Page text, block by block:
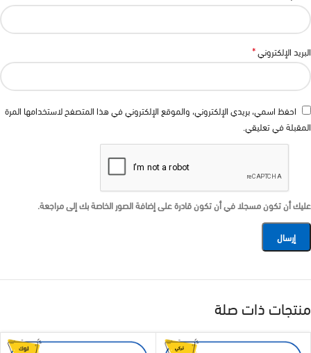
البريد الإلكتروني*
احفظ اسمي، بريدي الإلكتروني، والموقع الإلكتروني في هذا المتصفح لاستخدامها المرة
المقبلة في تعليقي.
عليك أن تكون مسجلا في أن تكون قادرة على إضافة الصور الخاصة بك إلى مراجعة.
منتجات ذات صلة